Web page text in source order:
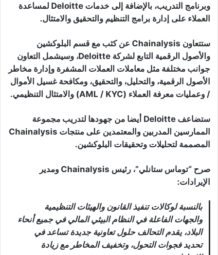
وبرنامج التدريب، بالإضافة إلى خدمات Deloitte لمساعدة
العملاء على إدارة برامج التنظيم والتحقيق والامتثال.
ستتعاون Chainalysis عن كثب مع قسم البلوكشين
والأصول الرقمية التابع لشركة Deloitte، وسيشمل التعاون
جوانب مختلفة مثل معاملات العملات المشفرة وإدارة مخاطر
الأصول الرقمية، والتحليل، والتحقيق، ومكافحة غسيل الأموال
/ وعمليات معرفة العملاء (AML / KYC) والامتثال التنظيمي.
ستضاعف Deloitte أيضا من جهودها لتدريب مجموعة
الممارسين المدربين والمعتمدين على منتجات Chainalysis
المصممة لتحليلات وتحقيقات البلوكشين.
صرح “توماس ستانلي”، رئيس Chainalysis ومدير
الإيرادات:
بالنسبة لوكالات تنفيذ القانون والهيئات التنظيمية
والجهات الفاعلة في النظام البيئي المالي في جميع أنحاء
البلاد، يقدم التحالف حلول تعاونية جديدة تساعد في
تحديد فجوات التحول، وتخفيف المخاطر مع زيادة